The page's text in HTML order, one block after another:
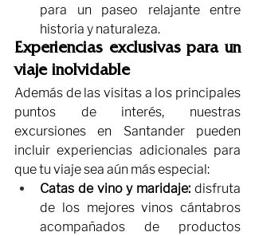
para un paseo relajante entre
historia y naturaleza.
Experiencias exclusivas para un
viaje inolvidable
Además de las visitas a los principales
puntos de interés, nuestras
excursiones en Santander pueden
incluir experiencias adicionales para
que tu viaje sea aún más especial:
Catas de vino y maridaje: disfruta
de los mejores vinos cántabros
acompañados de productos